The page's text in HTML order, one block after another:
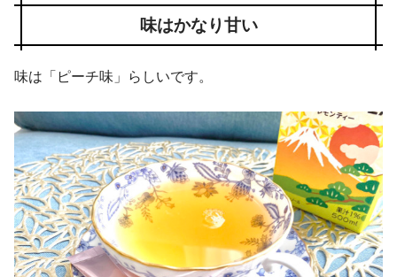
味はかなり甘い
味は「ピーチ味」らしいです。